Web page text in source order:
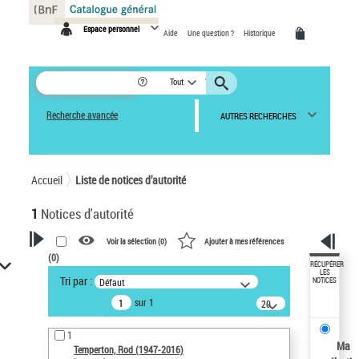
Espace personnel Aide Une question ? Historique
Tout
Recherche avancée AUTRES RECHERCHES
Accueil Liste de notices d’autorité
1 Notices d'autorité
VOTRE RECHERCHE
Recherche avancée dans les
notices d’autorité
Œuvres liées à l'auteur :
Temperton, Rod (1947-2016)
Voir la sélection (0) Ajouter à mes références
(0)
Tri par : Défaut
sur 1
20
résultats/page
1
Temperton, Rod (1947-2016)
RÉCUPÉRER
LES
NOTICES
Ma
Panneau de gestion des cookies